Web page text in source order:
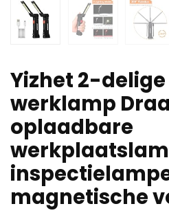
Yizhet 2-delige
werklamp
oplaadbare
magnetische